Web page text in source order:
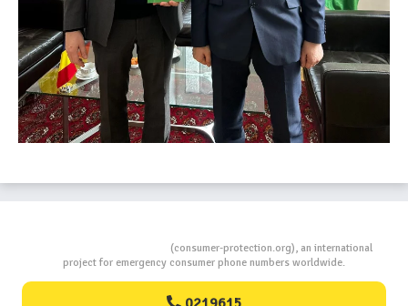
(consumer-protection.org), an international
project for emergency consumer phone numbers worldwide.